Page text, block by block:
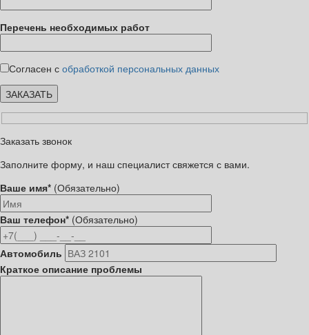
Перечень необходимых работ
Согласен с обработкой персональных данных
Заказать звонок
Заполните форму, и наш специалист свяжется с вами.
Ваше имя* (Обязательно)
Ваш телефон* (Обязательно)
Автомобиль
Краткое описание проблемы